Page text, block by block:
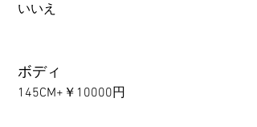
いいえ
ボディ
145CM+￥10000円